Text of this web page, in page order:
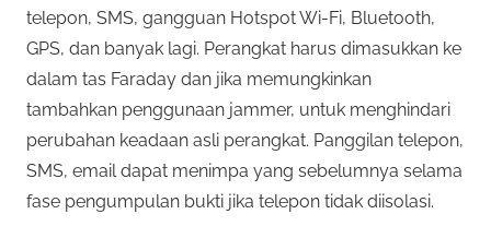
telepon, SMS, gangguan Hotspot Wi-Fi, Bluetooth,
GPS, dan banyak lagi. Perangkat harus dimasukkan ke
dalam tas Faraday dan jika memungkinkan
tambahkan penggunaan jammer, untuk menghindari
perubahan keadaan asli perangkat. Panggilan telepon,
SMS, email dapat menimpa yang sebelumnya selama
fase pengumpulan bukti jika telepon tidak diisolasi.